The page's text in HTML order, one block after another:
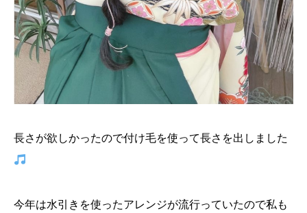
長さが欲しかったので付け毛を使って長さを出しました
今年は水引きを使ったアレンジが流行っていたので私も